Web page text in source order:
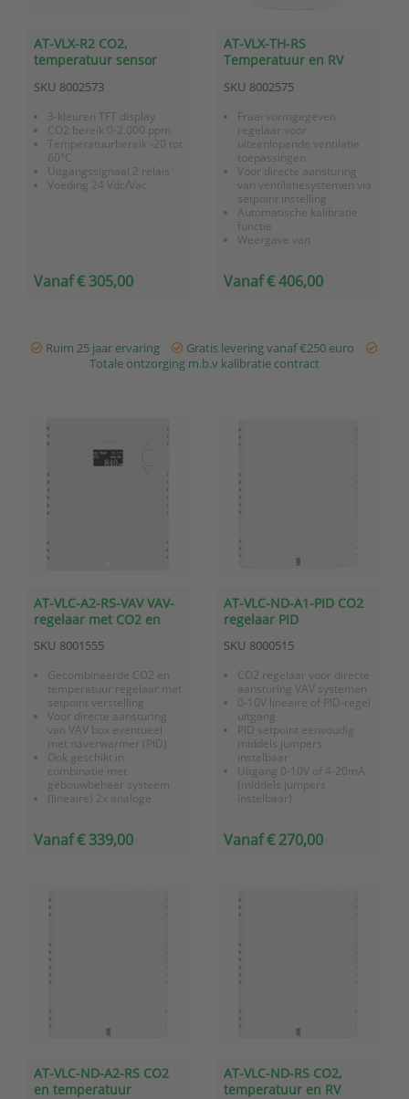
AT-VLX-R2 CO2,
temperatuur sensor
SKU 8002573
3-kleuren TFT display
CO2 bereik 0-2.000 ppm
Temperatuurbereik -20 tot
60°C
Uitgangssignaal 2 relais
Voeding 24 Vdc/Vac
Vanaf € 305,00
AT-VLX-TH-RS
Temperatuur en RV
wandmontage met
Modbus RS485
communicatie
SKU 8002575
Fraai vormgegeven
regelaar voor
uiteenlopende ventilatie
toepassingen
Voor directe aansturing
van ventilatiesystemen via
setpoint instelling
Automatische kalibratie
functie
Weergave van
RS485 Modbus interface
Vanaf € 406,00
Ruim 25 jaar ervaring
Gratis levering vanaf €250 euro
Totale ontzorging m.b.v kalibratie contract
AT-VLC-A2-RS-VAV VAV-
regelaar met CO2 en
setpoint verstelling
SKU 8001555
Gecombineerde CO2 en
temperatuur regelaar met
setpoint verstelling
Voor directe aansturing
van VAV box eventueel
met naverwarmer (PID)
Ook geschikt in
combinatie met
gebouwbeheer systeem
(lineaire) 2x analoge
Voorzien van OLED display
schak...
Vanaf € 339,00
AT-VLC-ND-A1-PID CO2
regelaar PID
uitgang en 3-kleuren
status LED
SKU 8000515
CO2 regelaar voor directe
aansturing VAV systemen
0-10V lineaire of PID-regel
uitgang
PID setpoint eenvoudig
middels jumpers
instelbaar
Uitgang 0-10V of 4-20mA
(middels jumpers
instelbaar)
Vanaf € 270,00
AT-VLC-ND-A2-RS CO2
en temperatuur
AT-VLC-ND-RS CO2,
temperatuur en RV